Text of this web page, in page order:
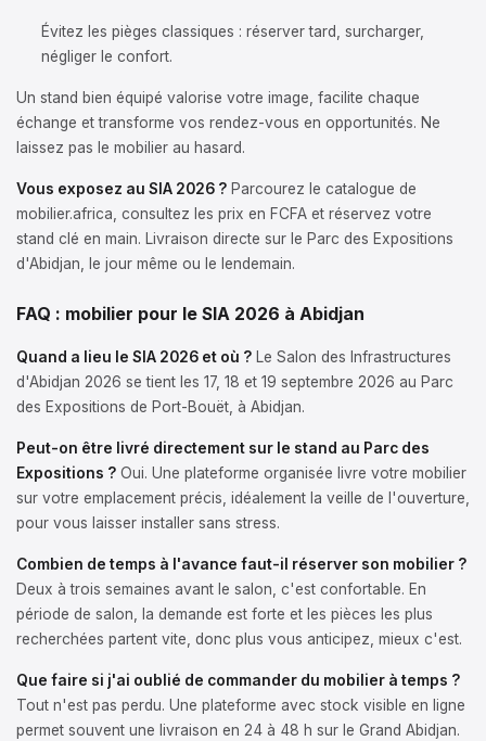
Évitez les pièges classiques : réserver tard, surcharger,
négliger le confort.
Un stand bien équipé valorise votre image, facilite chaque
échange et transforme vos rendez-vous en opportunités. Ne
laissez pas le mobilier au hasard.
Vous exposez au SIA 2026 ? Parcourez le catalogue de
mobilier.africa, consultez les prix en FCFA et réservez votre
stand clé en main. Livraison directe sur le Parc des Expositions
d'Abidjan, le jour même ou le lendemain.
FAQ : mobilier pour le SIA 2026 à Abidjan
Quand a lieu le SIA 2026 et où ? Le Salon des Infrastructures
d'Abidjan 2026 se tient les 17, 18 et 19 septembre 2026 au Parc
des Expositions de Port-Bouët, à Abidjan.
Peut-on être livré directement sur le stand au Parc des
Expositions ? Oui. Une plateforme organisée livre votre mobilier
sur votre emplacement précis, idéalement la veille de l'ouverture,
pour vous laisser installer sans stress.
Combien de temps à l'avance faut-il réserver son mobilier ?
Deux à trois semaines avant le salon, c'est confortable. En
période de salon, la demande est forte et les pièces les plus
recherchées partent vite, donc plus vous anticipez, mieux c'est.
Que faire si j'ai oublié de commander du mobilier à temps ?
Tout n'est pas perdu. Une plateforme avec stock visible en ligne
permet souvent une livraison en 24 à 48 h sur le Grand Abidjan.